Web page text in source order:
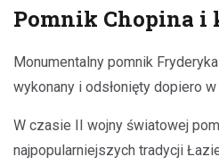
Pomnik Chopina i
Monumentalny pomnik
wykonany i odsłonięty dopiero
W czasie II wojny światowej
najpopularniejszych tradycji